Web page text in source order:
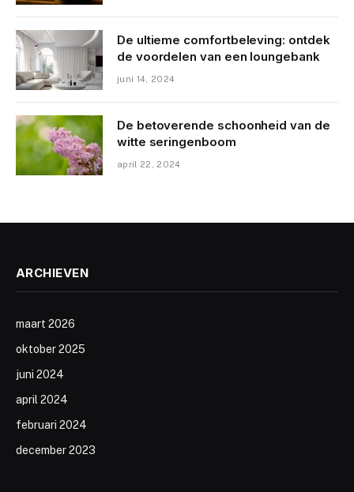
De ultieme comfortbeleving: ontdek
de voordelen van een loungebank
juni 14, 2024
De betoverende schoonheid van de
witte seringenboom
april 22, 2024
ARCHIEVEN
maart 2026
oktober 2025
juni 2024
april 2024
februari 2024
december 2023